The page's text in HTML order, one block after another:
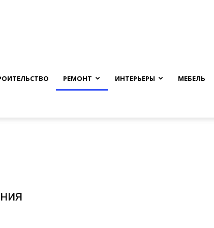
РЕМОНТ ИНТЕРЬЕРЫ МЕБЕЛЬ